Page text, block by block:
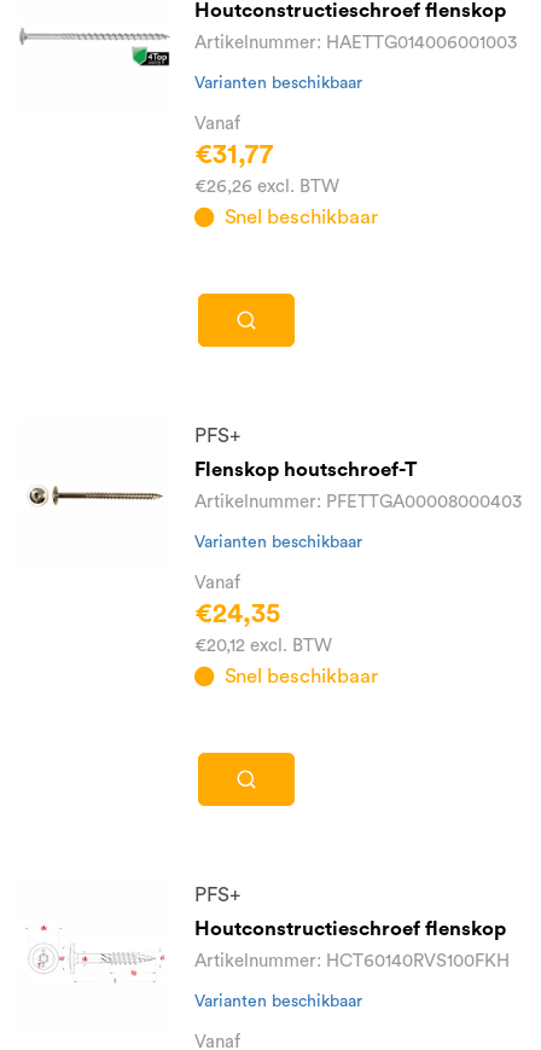
Houtconstructieschroef flenskop
Artikelnummer: HAETTG014006001003
Varianten beschikbaar
Vanaf
€31,77
€26,26 excl. BTW
Snel beschikbaar
PFS+
Flenskop houtschroef-T
Artikelnummer: PFETTGA00008000403
Varianten beschikbaar
Vanaf
€24,35
€20,12 excl. BTW
Snel beschikbaar
PFS+
Houtconstructieschroef flenskop
Artikelnummer: HCT60140RVS100FKH
Varianten beschikbaar
Vanaf